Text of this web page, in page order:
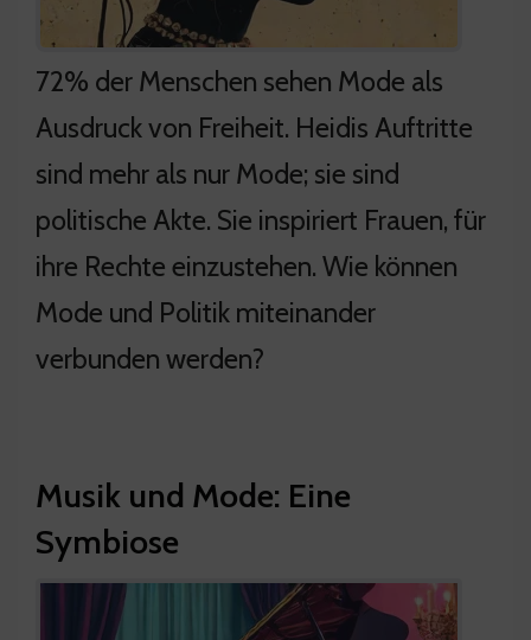
72% der Menschen sehen Mode als
Ausdruck von Freiheit. Heidis Auftritte
sind mehr als nur Mode; sie sind
politische Akte. Sie inspiriert Frauen, für
ihre Rechte einzustehen. Wie können
Mode und Politik miteinander
verbunden werden?
Musik und Mode: Eine
Symbiose